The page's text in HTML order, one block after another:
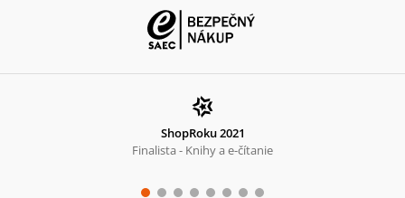
ShopRoku 2021
Finalista - Knihy a e-čítanie